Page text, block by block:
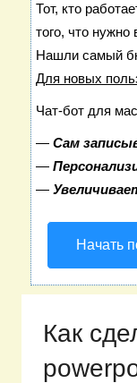
Тот, кто
того, что нужно
Нашли самый
Для новых
Чат-бот для
— Сам
—
—
Начать
Как